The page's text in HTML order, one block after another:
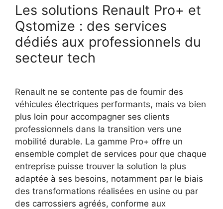
Les solutions Renault Pro+ et
Qstomize : des services
dédiés aux professionnels du
secteur tech
Renault ne se contente pas de fournir des
véhicules électriques performants, mais va bien
plus loin pour accompagner ses clients
professionnels dans la transition vers une
mobilité durable. La gamme Pro+ offre un
ensemble complet de services pour que chaque
entreprise puisse trouver la solution la plus
adaptée à ses besoins, notamment par le biais
des transformations réalisées en usine ou par
des carrossiers agréés, conforme aux